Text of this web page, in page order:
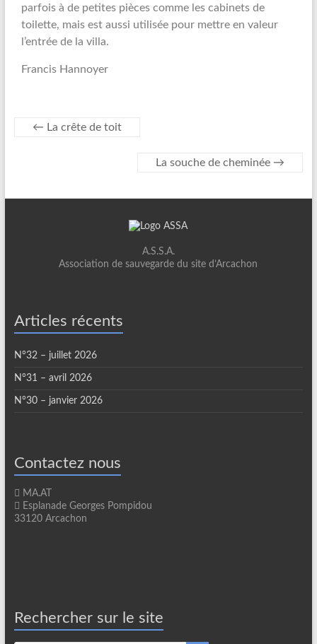
parfois à de petites pièces comme les cabinets de
toilette, mais est aussi utilisée pour mettre en valeur
l’entrée de la villa.
Francis Hannoyer
← La crête de toit
La souche de cheminée →
A.S.S.A.
Association de sauvegarde du site d’Arcachon
Articles récents
N°32 – juillet 2026
N°31 – avril 2026
N°30 – janvier 2026
Contactez nous
MA.AT
Esplanade Georges Pompidou
33120 Arcachon
Rechercher sur le site